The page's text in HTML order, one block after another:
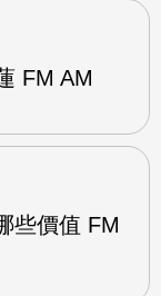
FM AM
些價值 FM